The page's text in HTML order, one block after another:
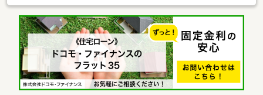
算を用いた、より高いレベルの耐震等級3耐震性能で、地震保険料
もおトクに!■断熱等級5ZEH基準の断熱性能の省エネ住宅！月々の
光熱費もぐっと節約 !■長期優良住宅国が認めた高性能住宅。固定
資産税の減税が一般住宅より2年長く受けられる住まい。■省令準
耐火構造延焼を防ぐ性能で、万が一の火災にも強い安心の住ま
い。火災保険料もおトクに!